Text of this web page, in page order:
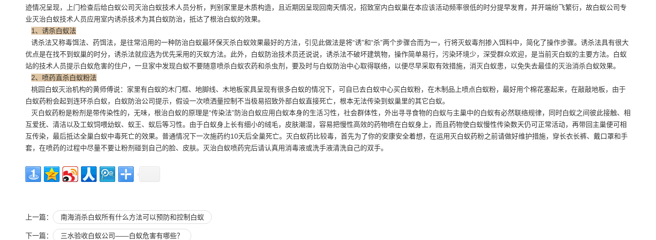
迹情况呈现，上门检查后给白蚁公司灭治白蚁技术人员分析，判别家里是木质构造，且近期因呈现回南天情况，招致室内白蚁巢在本应该活动频率很低的时分提早发育，并开端纷飞繁衍，故白蚁公司专
业灭治白蚁技术人员应用室内诱杀技术为其白蚁防治，抵达了根治白蚁的效果。
1、诱杀白蚁法
诱杀法又称毒饵法、药饵法，是往常沿用的一种防治白蚁最环保灭杀白蚁效果最好的方法，引见此做法是将“诱”和“杀”两个步骤合而为一，行将灭蚁毒剂掺入饵料中，简化了操作步骤。诱杀法具有很大
优点是在找不到蚁巢的时分，诱杀法就应选为优先采用的灭蚁方法。此外，白蚁防治技术员还说说，诱杀法不破坏建筑物，操作简单易行，污染环境少，深受群众欢迎，是当前灭白蚁的主要方法。白蚁
站的技术人员提示白蚁危害的住户，一旦家中发现白蚁不要随意喷杀白蚁农药和杀虫剂，要及时与白蚁防治中心取得联络，以便尽早采取有效措施，消灭白蚁患，以免失去最佳的灭治消杀白蚁效果。
2、喷药直杀白蚁粉法
桃园白蚁灭治机构的黄师傅说：家里有白蚁的木门框、地脚线、木地板家具呈现有很多白蚁的情况下，可自已去白蚁中心买白蚁粉，在木制品上喷点白蚁粉，最好用个棉花塞起来，在敲敲地板，由于
白蚁药粉会起到连环杀白蚁，白蚁防治公司提示，假设一次喷洒量控制不当极易招致外部白蚁直接死亡，根本无法传染到蚁巢里的其它白蚁。
灭白蚁药粉是粉剂是带传染性的，无味，根治白蚁的原理是“传染法”防治白蚁应用白蚁本身的生活习性，社会群体性，外出寻寻食物的白蚁与主巢中的白蚁有必然联络规律，同时白蚁之间彼此接触、相
互爱抚、清洁以及工蚁饲喂幼蚁、蚁王、蚁后等习性。由于白蚁身上长有细小的绒毛，皮肤潮湿，容易把慢性高效的药物喷在白蚁身上，而且药物使白蚁慢性传染数天仍可正常活动，再带回主巢便可相
互传染，最后抵达全巢白蚁中毒死亡的效果。普通情况下一次施药约10天后全巢死亡。灭白蚁药比较毒，首先为了你的安康安全着想，在运用灭白蚁药粉之前请做好维护措施，穿长衣长裤、戴口罩和手
套，在喷药的过程中尽量不要让粉剂碰到自己的脸、皮肤。灭治白蚁喷药完后请认真用消毒液或洗手液清洗自己的双手。
上一篇： 南海消杀白蚁所有什么方法可以预防和控制白蚁
下一篇： 三水验收白蚁公司——白蚁危害有哪些？